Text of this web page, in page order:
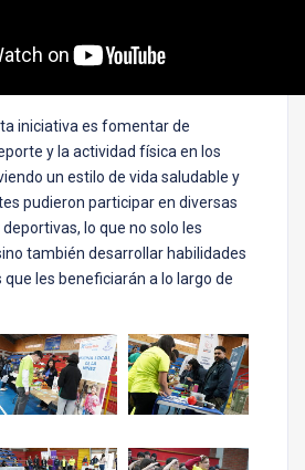
iniciativa es fomentar de
y la actividad física en los
un estilo de vida saludable y
pudieron participar en diversas
lo que no solo les
también desarrollar habilidades
les beneficiarán a lo largo de